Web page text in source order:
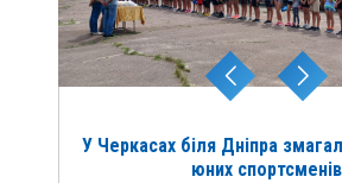
У Черкасах біля Дніпра
юних спортсменів